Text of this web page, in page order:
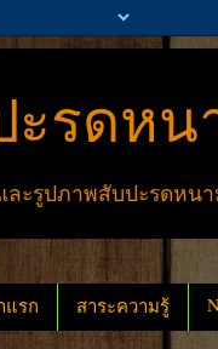
ะรดหน
ะรูปภาพสับปะรดหนา
แรก สาระความรู้